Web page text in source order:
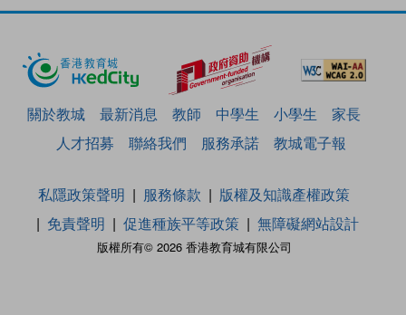
關於教城 最新消息 教師 中學生 小學生
家長
人才招募
聯絡我們 服務承諾 教城電子報
版權所有© 2026 香港教育城有限公司
私隱政策聲明 服務條款
版權及知識產權政策
免責聲明
促進種族平等政策 無障礙網站設計